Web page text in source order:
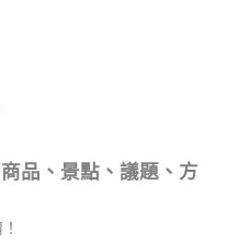
品、景點、議題、方